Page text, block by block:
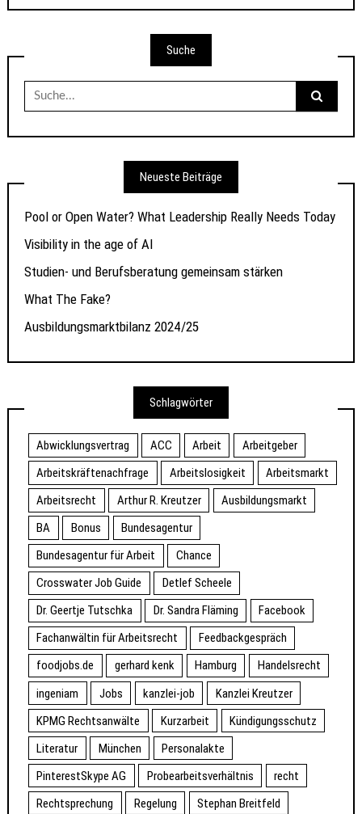
Suche
Suche
nach:
Neueste Beiträge
Pool or Open Water? What Leadership Really Needs Today
Visibility in the age of AI
Studien- und Berufsberatung gemeinsam stärken
What The Fake?
Ausbildungsmarktbilanz 2024/25
Schlagwörter
Abwicklungsvertrag ACC Arbeit
Arbeitgeber
Arbeitskräftenachfrage
Arbeitslosigkeit
Arbeitsmarkt
Arbeitsrecht
Arthur R. Kreutzer
Ausbildungsmarkt
BA
Bonus
Bundesagentur
Bundesagentur für Arbeit
Chance
Crosswater Job Guide
Detlef Scheele
Dr. Geertje Tutschka
Dr. Sandra Fläming
Facebook
Fachanwältin für Arbeitsrecht
Feedbackgespräch
foodjobs.de
gerhard kenk Hamburg
Handelsrecht
ingeniam
Jobs kanzlei-job
Kanzlei Kreutzer
KPMG Rechtsanwälte
Kurzarbeit
Kündigungsschutz
Literatur
München
Personalakte
PinterestSkype AG
Probearbeitsverhältnis
recht
Rechtsprechung
Regelung
Stephan Breitfeld